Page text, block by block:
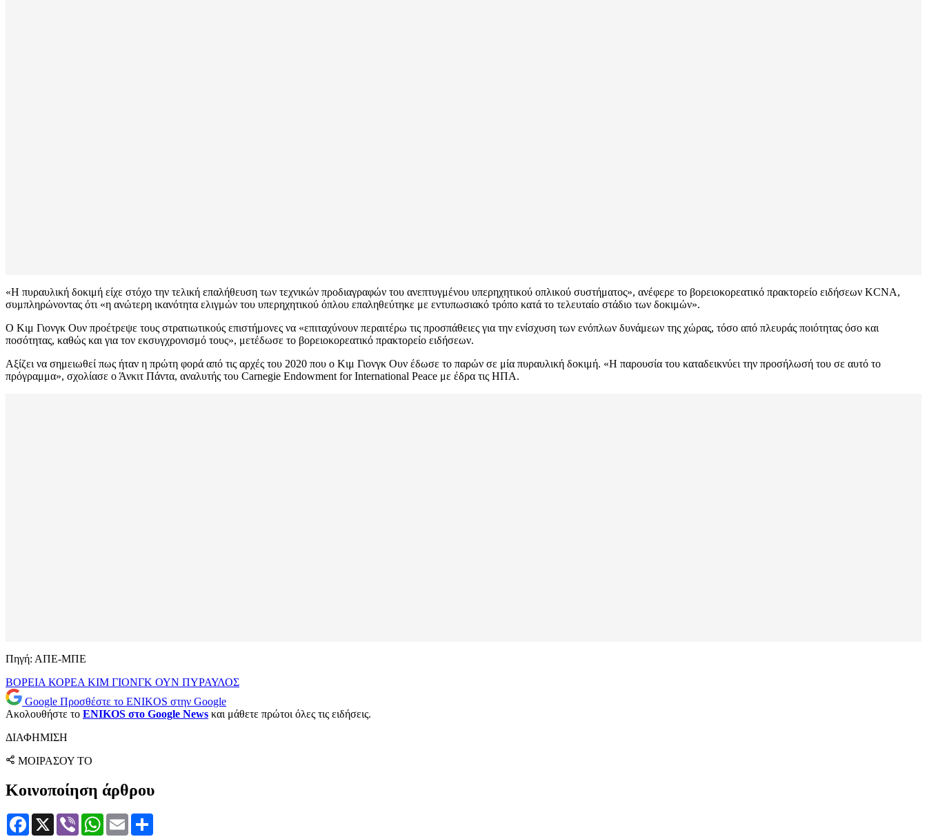
«Η πυραυλική δοκιμή είχε στόχο την τελική επαλήθευση των τεχνικών προδιαγραφών του ανεπτυγμένου υπερηχητικού οπλικού συστήματος», ανέφερε το βορειοκορεατικό πρακτορείο ειδήσεων KCNA,
συμπληρώνοντας ότι «η ανώτερη ικανότητα ελιγμών του υπερηχητικού όπλου επαληθεύτηκε με εντυπωσιακό τρόπο κατά το τελευταίο στάδιο των δοκιμών».
Ο Κιμ Γιονγκ Ουν προέτρεψε τους στρατιωτικούς επιστήμονες να «επιταχύνουν περαιτέρω τις προσπάθειες για την ενίσχυση των ενόπλων δυνάμεων της χώρας, τόσο από πλευράς ποιότητας όσο και
ποσότητας, καθώς και για τον εκσυγχρονισμό τους», μετέδωσε το βορειοκορεατικό πρακτορείο ειδήσεων.
Αξίζει να σημειωθεί πως ήταν η πρώτη φορά από τις αρχές του 2020 που ο Κιμ Γιονγκ Ουν έδωσε το παρών σε μία πυραυλική δοκιμή. «Η παρουσία του καταδεικνύει την προσήλωσή του σε αυτό το
πρόγραμμα», σχολίασε ο Άνκιτ Πάντα, αναλυτής του Carnegie Endowment for International Peace με έδρα τις ΗΠΑ.
Πηγή: ΑΠΕ-ΜΠΕ
ΒΟΡΕΙΑ ΚΟΡΕΑ ΚΙΜ ΓΙΟΝΓΚ ΟΥΝ ΠΥΡΑΥΛΟΣ
Google Προσθέστε το ENIKOS στην Google
Ακολουθήστε το ENIKOS στο Google News και μάθετε πρώτοι όλες τις ειδήσεις.
ΔΙΑΦΗΜΙΣΗ
ΜΟΙΡΑΣΟΥ ΤΟ
Κοινοποίηση άρθρου
Facebook
X Viber WhatsApp
Email